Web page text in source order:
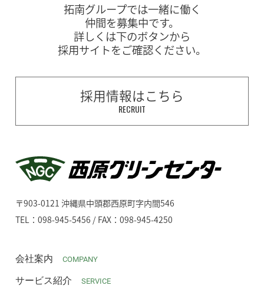
拓南グループでは一緒に働く
仲間を募集中です。
詳しくは下のボタンから
採用サイトをご確認ください。
採用情報はこちら
RECRUIT
〒903-0121 沖縄県中頭郡西原町字内間546
TEL：098-945-5456 / FAX：098-945-4250
会社案内 COMPANY
サービス紹介 SERVICE